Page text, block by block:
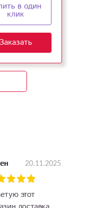
в один
клик
Заказать
20.11.2025
этот